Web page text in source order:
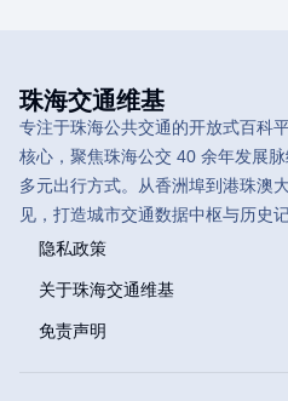
珠海交通维基
专注于珠海公共交通的开放式百科
核心，聚焦珠海公交 40 余年发展
多元出行方式。从香洲埠到港珠澳
见，打造城市交通数据中枢与历史记
隐私政策
关于珠海交通维基
免责声明